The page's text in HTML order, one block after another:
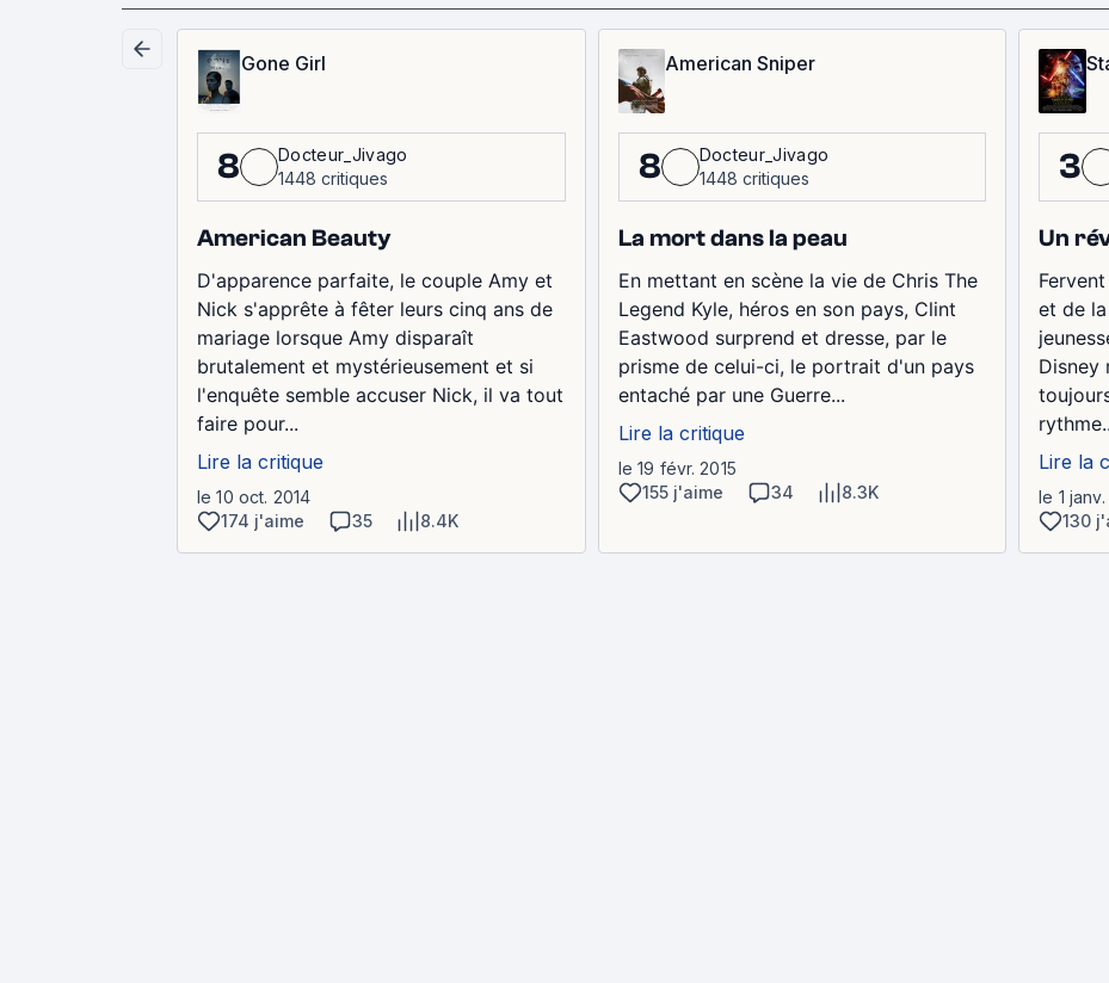
Gone Girl
8
Docteur_Jivago
1448 critiques
American Beauty
D'apparence parfaite, le couple Amy et
Nick s'apprête à fêter leurs cinq ans de
mariage lorsque Amy disparaît
brutalement et mystérieusement et si
l'enquête semble accuser Nick, il va tout
faire pour...
Lire la critique
le 10 oct. 2014
174 j'aime
35 8.4K
American Sniper
8
Docteur_Jivago
1448 critiques
La mort dans la peau
En mettant en scène la vie de Chris The
Legend Kyle, héros en son pays, Clint
Eastwood surprend et dresse, par le
prisme de celui-ci, le portrait d'un pays
entaché par une Guerre...
Lire la critique
le 19 févr. 2015
155 j'aime
34 8.3K
3
Un
et de
Disney
Lire la
le 1 janv.
130